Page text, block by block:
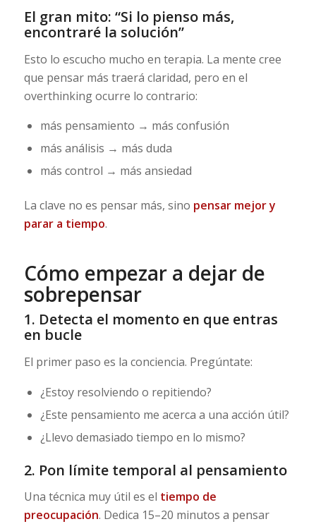
El gran mito: “Si lo pienso más,
encontraré la solución”
Esto lo escucho mucho en terapia. La mente cree
que pensar más traerá claridad, pero en el
overthinking ocurre lo contrario:
más pensamiento → más confusión
más análisis → más duda
más control → más ansiedad
La clave no es pensar más, sino pensar mejor y
parar a tiempo.
Cómo empezar a dejar de
sobrepensar
1. Detecta el momento en que entras
en bucle
El primer paso es la conciencia. Pregúntate:
¿Estoy resolviendo o repitiendo?
¿Este pensamiento me acerca a una acción útil?
¿Llevo demasiado tiempo en lo mismo?
2. Pon límite temporal al pensamiento
Una técnica muy útil es el tiempo de
preocupación. Dedica 15–20 minutos a pensar